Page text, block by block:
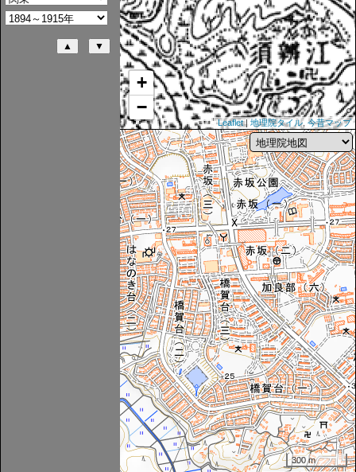
+
−
Leaflet| 地理院タイル, 今昔マップ
300 m